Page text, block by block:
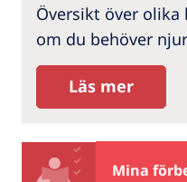
Översikt över
om du behöver
Läs mer
Mina